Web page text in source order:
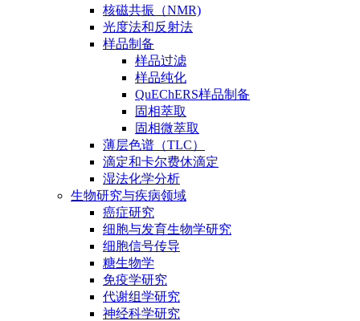
核磁共振（NMR)
光度法和反射法
样品制备
样品过滤
样品纯化
QuEChERS样品制备
固相萃取
固相微萃取
薄层色谱（TLC）
滴定和卡尔费休滴定
湿法化学分析
生物研究与疾病领域
癌症研究
细胞与发育生物学研究
细胞信号传导
糖生物学
免疫学研究
代谢组学研究
神经科学研究